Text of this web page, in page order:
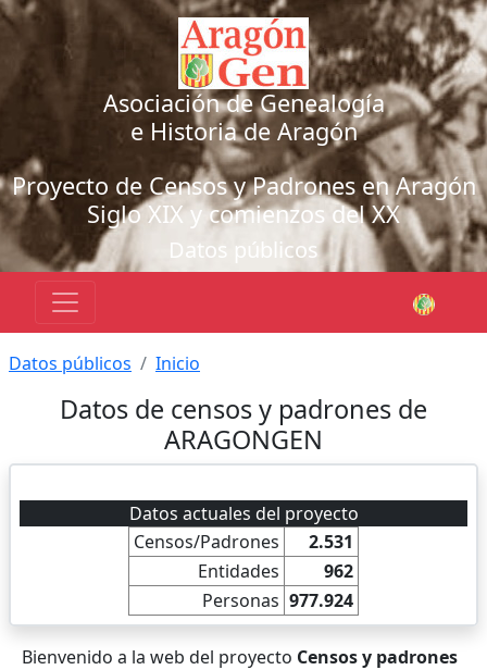
Asociación de Genealogía
e Historia de Aragón
Proyecto de Censos y Padrones en Aragón
Siglo XIX y comienzos del XX
Datos públicos
Datos públicos Inicio
Datos de censos y padrones de
ARAGONGEN
Datos actuales del proyecto
Censos/Padrones
2.531
Entidades
962
Personas 977.924
Bienvenido a la web del proyecto Censos y padrones